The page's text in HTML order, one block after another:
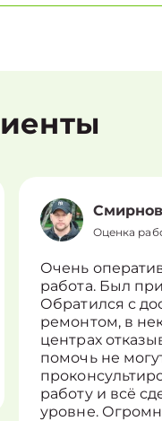
Оценка
Очень
работа. Был
Обратился с
ремонтом, в
центрах
помочь не
работу и всё
уровне.